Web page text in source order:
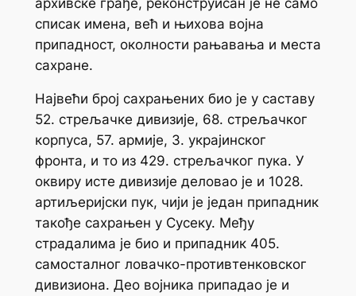
списак имена, већ и њихова војна
припадност, околности рањавања и места
сахране.
Највећи број сахрањених био је у саставу
52. стрељачке дивизије, 68. стрељачког
корпуса, 57. армије, 3. украјинског
фронта, и то из 429. стрељачког пука. У
оквиру исте дивизије деловао је и 1028.
артиљеријски пук, чији је један припадник
такође сахрањен у Сусеку. Међу
страдалима је био и припадник 405.
самосталног ловачко-противтенковског
дивизиона. Део војника припадао је и